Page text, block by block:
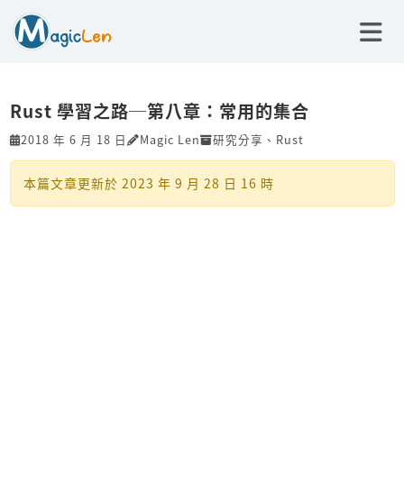
Rust 學習之路─第八章：常用的集合
2018 年 6 月 18 日 Magic Len 研究分享 、 Rust
本篇文章更新於 2023 年 9 月 28 日 16 時